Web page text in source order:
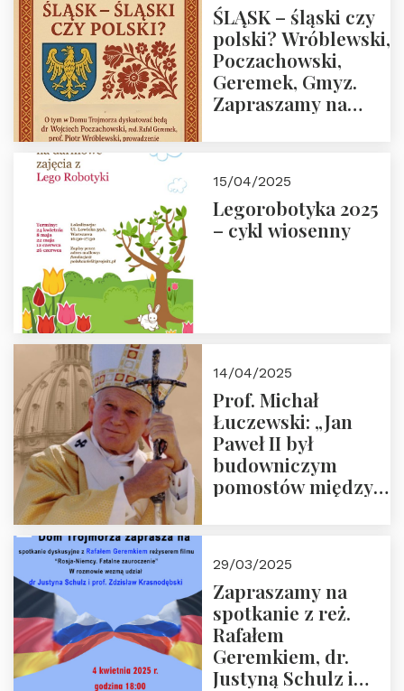
ŚLĄSK – śląski czy
polski? Wróblewski,
Poczachowski,
Geremek, Gmyz.
Zapraszamy na
Trójmorza.
15/04/2025
Legorobotyka 2025
– cykl wiosenny
14/04/2025
Prof. Michał
Łuczewski: „Jan
Paweł II był
budowniczym
pomostów między
29/03/2025
Zapraszamy na
spotkanie z reż.
Rafałem
Geremkiem, dr.
Justyną Schulz i